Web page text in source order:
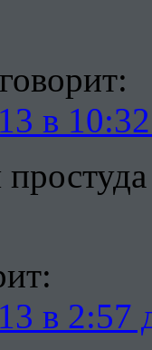
говорит:
в
в 2:57